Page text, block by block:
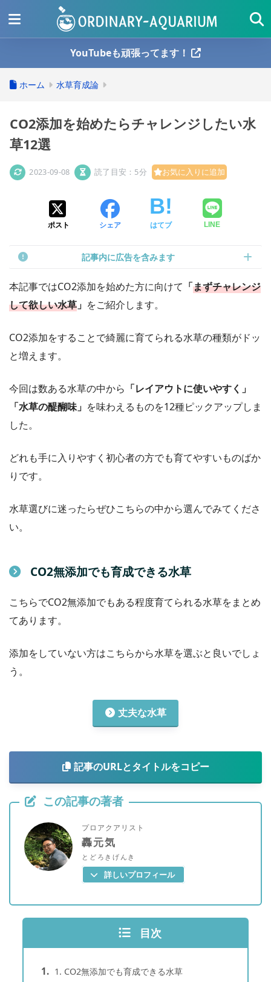
YouTubeも頑張ってます！
ホーム 水草育成論
CO2添加を始めたらチャレンジしたい水
草12選
2023-09-08 読了目安：5分 お気に入りに追加
ポスト シェア はてブ LINE
記事内に広告を含みます
本記事ではCO2添加を始めた方に向けて 「まずチャレンジ
して欲しい水草」 をご紹介します。
CO2添加をすることで綺麗に育てられる水草の種類がドッ
と増えます。
今回は数ある水草の中から 「レイアウトに使いやすく」
「水草の醍醐味」 を味わえるものを12種ピックアップしま
した。
どれも手に入りやすく初心者の方でも育てやすいものばか
りです。
水草選びに迷ったらぜひこちらの中から選んでみてくださ
い。
CO2無添加でも育成できる水草
こちらでCO2無添加でもある程度育てられる水草をまとめ
てあります。
添加をしていない方はこちらから水草を選ぶと良いでしょ
う。
丈夫な水草
記事のURLとタイトルをコピー
この記事の著者
プロアクアリスト
轟元気
とどろきげんき
詳しいプロフィール
目次
CO2無添加でも育成できる水草